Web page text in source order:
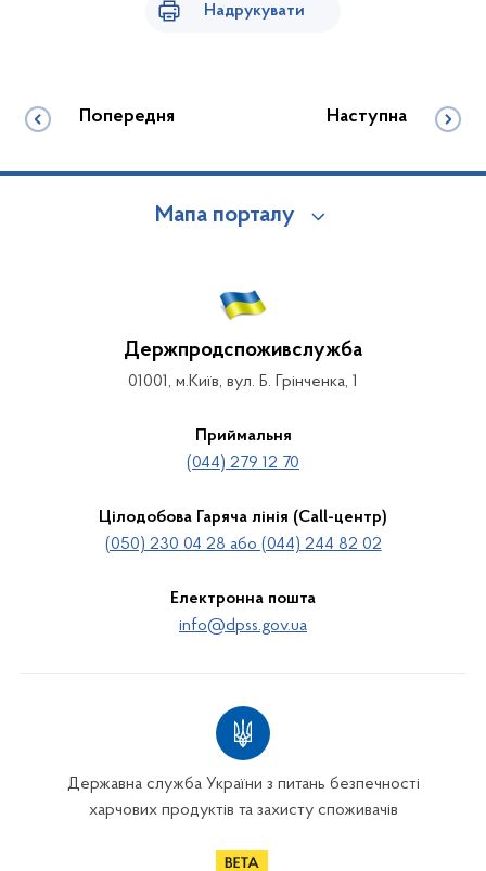
Надрукувати
Попередня Наступна
Мапа порталу
Держпродспоживслужба
01001, м.Київ, вул. Б. Грінченка, 1
Приймальня
(044) 279 12 70
Цілодобова Гаряча лінія (Call-центр)
(050) 230 04 28 або (044) 244 82 02
Електронна пошта
info@dpss.gov.ua
Державна служба України з питань безпечності
харчових продуктів та захисту споживачів